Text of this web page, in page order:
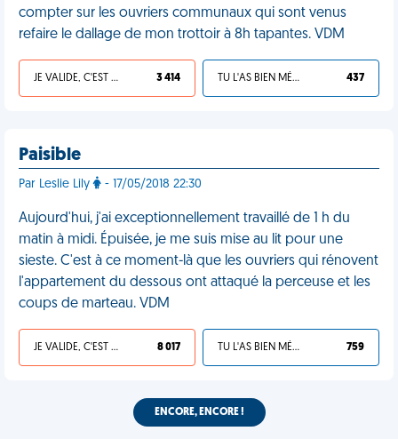
compter sur les ouvriers communaux qui sont venus
refaire le dallage de mon trottoir à 8h tapantes. VDM
JE VALIDE, C'EST UNE VDM 3 414 TU L'AS BIEN MÉRITÉ 437
Paisible
Par Leslie Lily - 17/05/2018 22:30
Aujourd'hui, j'ai exceptionnellement travaillé de 1 h du
matin à midi. Épuisée, je me suis mise au lit pour une
sieste. C'est à ce moment-là que les ouvriers qui rénovent
l'appartement du dessous ont attaqué la perceuse et les
coups de marteau. VDM
JE VALIDE, C'EST UNE VDM 8 017 TU L'AS BIEN MÉRITÉ 759
ENCORE, ENCORE !